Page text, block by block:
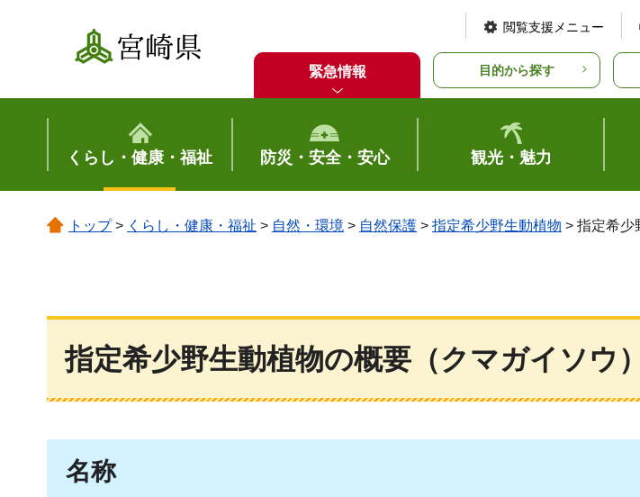
宮崎県
閲覧支援メニュー
緊急情報 目的から探す
くらし・健康・福祉 防災・安全・安心 観光・魅力
トップ> くらし・健康・福祉 > 自然・環境 > 自然保護 > 指定希少野生動植物 > 指定希少
指定希少野生動植物の概要（クマガイソウ）
名称